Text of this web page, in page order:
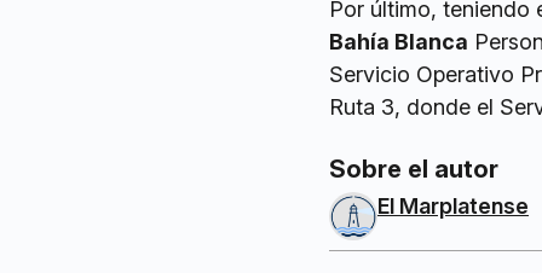
Por último, teniendo
Bahía Blanca
Servicio Operativo
Ruta 3, donde el
Sobre el autor
El Marplatense